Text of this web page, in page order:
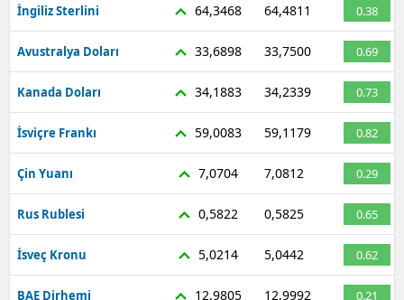
İngiliz Sterlini 64,3468 64,4811 0.38
Avustralya Doları 33,6898 33,7500 0.69
Kanada Doları 34,1883 34,2339 0.73
İsviçre Frankı 59,0083 59,1179 0.82
Çin Yuanı 7,0704 7,0812 0.29
Rus Rublesi 0,5822 0,5825 0.65
İsveç Kronu 5,0214 5,0442 0.62
BAE Dirhemi 12,9805 12,9992 0.21